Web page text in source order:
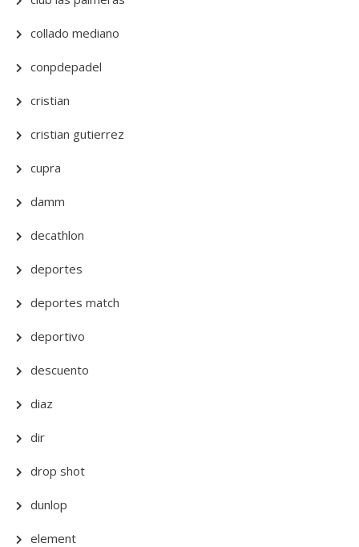
collado mediano
conpdepadel
cristian
cristian gutierrez
cupra
damm
decathlon
deportes
deportes match
deportivo
descuento
diaz
dir
drop shot
dunlop
element